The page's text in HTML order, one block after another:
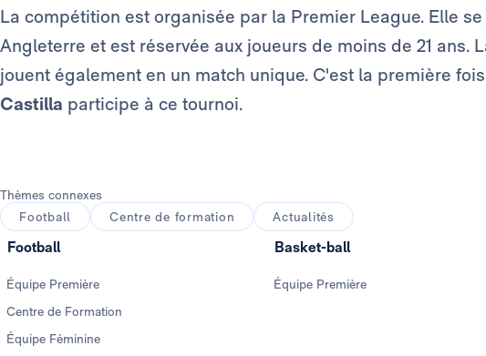
La compétition est organisée par la Premier League. Elle
Angleterre et est réservée aux joueurs de moins de 21 ans.
jouent également en un match unique. C'est la première
Castilla participe à ce tournoi.
Thèmes connexes
Football
Centre de formation Actualités
Football
Équipe Première
Centre de Formation
Équipe Féminine
Basket-ball
Équipe Première